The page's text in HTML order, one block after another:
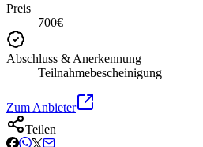
Preis
700€
Abschluss & Anerkennung
Teilnahmebescheinigung
Zum Anbieter
Teilen